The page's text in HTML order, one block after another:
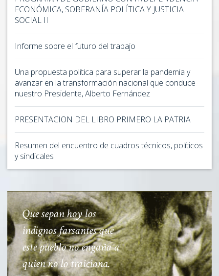
ECONÓMICA, SOBERANÍA POLÍTICA Y JUSTICIA
SOCIAL II
Informe sobre el futuro del trabajo
Una propuesta política para superar la pandemia y
avanzar en la transformación nacional que conduce
nuestro Presidente, Alberto Fernández
PRESENTACION DEL LIBRO PRIMERO LA PATRIA
Resumen del encuentro de cuadros técnicos, políticos
y sindicales
Que sepan hoy los
indignos farsantes que
este pueblo no engaña a
quien no lo traiciona.